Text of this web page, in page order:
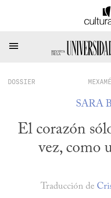
DOSSIER
SARA
El corazón
vez, como
Traducción de